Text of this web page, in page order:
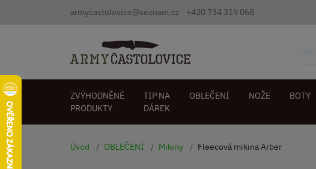
armycastolovice@seznam.cz +420 734 319 068
ZVÝHODNĚNÉ
PRODUKTY
TIP NA
DÁREK
OBLEČENÍ NOŽE BOTY
Úvod OBLEČENÍ Mikiny Fleecová mikina Arber